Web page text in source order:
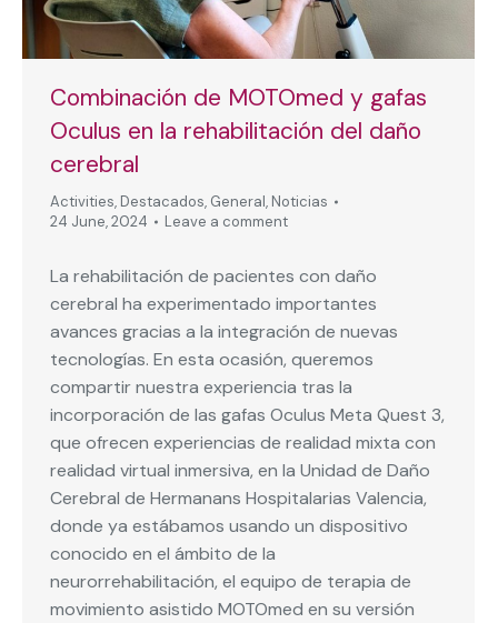
Combinación de MOTOmed y gafas
Oculus en la rehabilitación del daño
cerebral
Activities, Destacados, General, Noticias
24 June, 2024
Leave a comment
La rehabilitación de pacientes con daño
cerebral ha experimentado importantes
avances gracias a la integración de nuevas
tecnologías. En esta ocasión, queremos
compartir nuestra experiencia tras la
incorporación de las gafas Oculus Meta Quest 3,
que ofrecen experiencias de realidad mixta con
realidad virtual inmersiva, en la Unidad de Daño
Cerebral de Hermanans Hospitalarias Valencia,
donde ya estábamos usando un dispositivo
conocido en el ámbito de la
neurorrehabilitación, el equipo de terapia de
movimiento asistido MOTOmed en su versión